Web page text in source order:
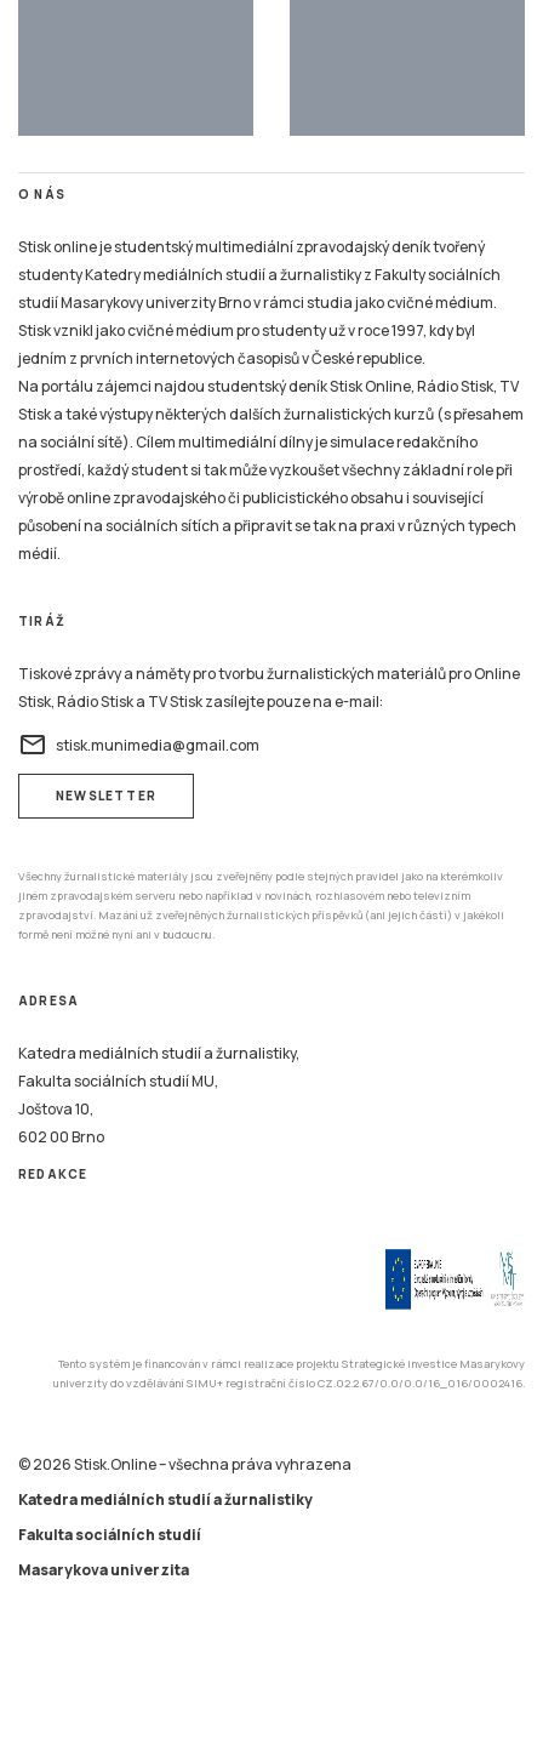
O NÁS
Stisk online je studentský multimediální zpravodajský deník tvořený
studií Masarykovy univerzity Brno v rámci studia jako cvičné médium.
Stisk vznikl jako cvičné médium pro studenty už v roce 1997, kdy byl
jedním z prvních internetových časopisů v České republice.
Na portálu zájemci najdou studentský deník Stisk Online, Rádio Stisk, TV
Stisk a také výstupy některých dalších žurnalistických kurzů (s přesahem
na sociální sítě). Cílem multimediální dílny je simulace redakčního
prostředí, každý student si tak může vyzkoušet všechny základní role při
výrobě online zpravodajského či publicistického obsahu i související
působení na sociálních sítích a připravit se tak na praxi v různých typech
médií.
TIRÁŽ
Tiskové zprávy a náměty pro tvorbu žurnalistických materiálů pro Online
email stisk.munimedia@gmail.com
NEWSLETTER
Všechny žurnalistické materiály jsou zveřejněny podle stejných pravidel jako na kterémkoliv
formě není možné nyní ani v budoucnu.
ADRESA
Katedra mediálních studií a žurnalistiky,
Joštova 10,
602 00 Brno
REDAKCE
Tento systém je financován v rámci realizace projektu Strategické investice Masarykovy
Fakulta sociálních studií
Masarykova univerzita